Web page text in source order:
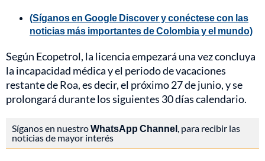
(Síganos en Google Discover y conéctese con las
noticias más importantes de Colombia y el mundo)
Según Ecopetrol, la licencia empezará una vez concluya
la incapacidad médica y el periodo de vacaciones
restante de Roa, es decir, el próximo 27 de junio, y se
prolongará durante los siguientes 30 días calendario.
Síganos en nuestroWhatsApp Channel, para recibir las
noticias de mayor interés